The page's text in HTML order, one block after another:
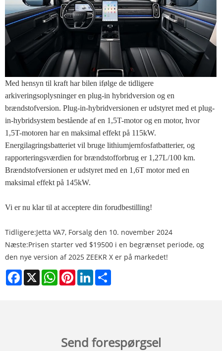
Med hensyn til kraft har bilen ifølge de tidligere
arkiveringsoplysninger en plug-in hybridversion og en
brændstofversion. Plug-in-hybridversionen er udstyret med et plug-
in-hybridsystem bestående af en 1,5T-motor og en motor, hvor
1,5T-motoren har en maksimal effekt på 115kW.
Energilagringsbatteriet vil bruge lithiumjernfosfatbatterier, og
rapporteringsværdien for brændstofforbrug er 1,27L/100 km.
Brændstofversionen er udstyret med en 1,6T motor med en
maksimal effekt på 145kW.
Vi er nu klar til at acceptere din forudbestilling!
Tidligere:Jetta VA7, Forsalg den 10. november 2024
Næste:Prisen starter ved $19500 i en begrænset periode, og
den nye version af 2025 ZEEKR X er på markedet!
Facebook
X WhatsAppPinterestLinkedIn
Send forespørgsel